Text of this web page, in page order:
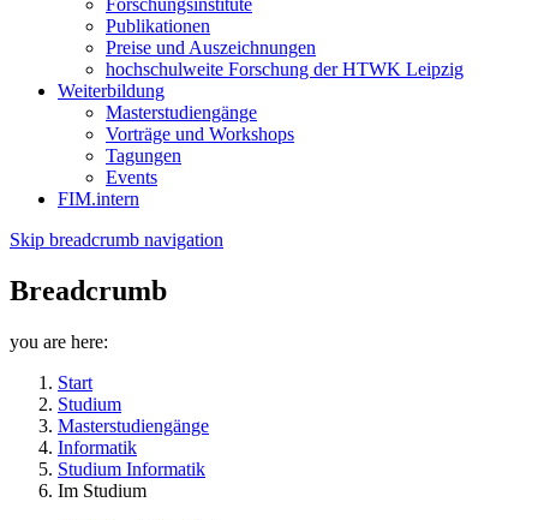
Forschungsinstitute
Publikationen
Preise und Auszeichnungen
hochschulweite Forschung der HTWK Leipzig
Weiterbildung
Masterstudiengänge
Vorträge und Workshops
Tagungen
Events
FIM.intern
Skip breadcrumb navigation
Breadcrumb
you are here:
Start
Studium
Masterstudiengänge
Informatik
Studium Informatik
Im Studium